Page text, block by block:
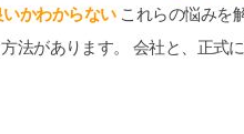
け持
が冷
人が
かわからないこれらの悩みを
法があります。 会社と、正式